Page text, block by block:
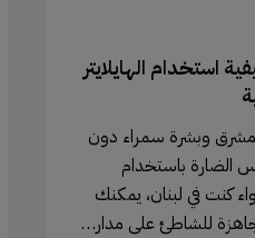
الهايلايتر
وبشرة سمراء دون
الضارة باستخدام
كنت في لبنان، يمكنك
للشاطئ على مدار…